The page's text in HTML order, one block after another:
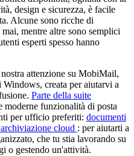
design e sicurezza, è facile
Alcune sono ricche di
mentre altre sono semplici
esperti spesso hanno
attenzione su MobiMail,
creata per aiutarvi a
Parte della suite
funzionalità di posta
per ufficio preferiti: documenti
cloud : per aiutarti a
che tu stia lavorando su
o gestendo un'attività.